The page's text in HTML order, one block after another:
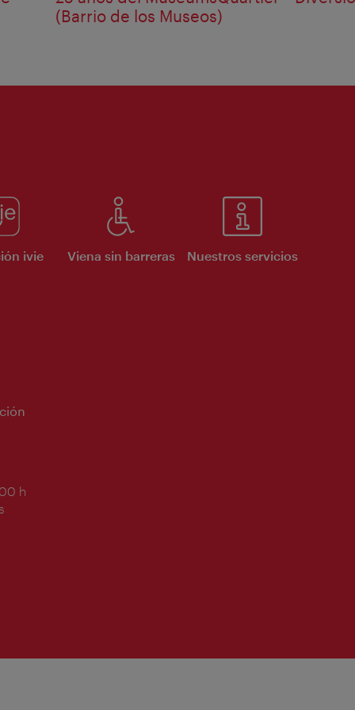
(Barrio de los Museos)
ivie Viena sin barreras Nuestros servicios
h